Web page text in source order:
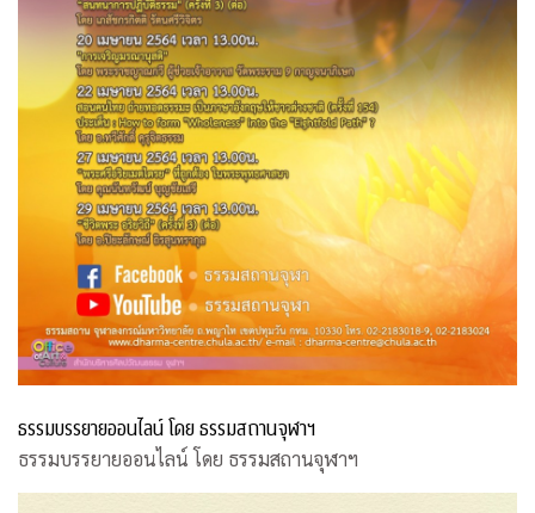
ธรรมบรรยายออนไลน์ โดย ธรรมสถานจุฬาฯ
ธรรมบรรยายออนไลน์ โดย ธรรมสถานจุฬาฯ